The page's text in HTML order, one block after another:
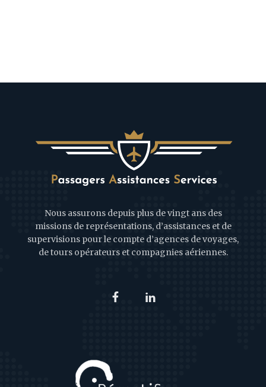
Nous assurons depuis plus de vingt ans des
missions de représentations, d’assistances et de
supervisions pour le compte d’agences de voyages,
de tours opérateurs et compagnies aériennes.